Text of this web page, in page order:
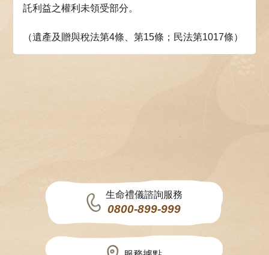
託利益之權利未領受部分。
（遺產及贈與稅法第4條、第15條；民法第1017條）
生命禮儀諮詢服務
0800-899-999